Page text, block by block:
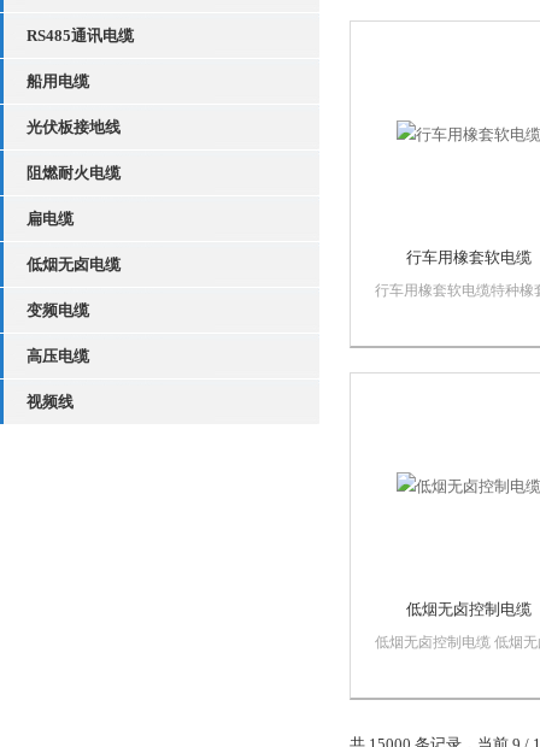
RS485通讯电缆
船用电缆
光伏板接地线
阻燃耐火电缆
扁电缆
低烟无卤电缆
变频电缆
高压电缆
视频线
行车用橡套软电缆
行车用橡套软电缆特种橡
低烟无卤控制电缆
低烟无卤控制电缆 低烟
交换机及计算机控制中心